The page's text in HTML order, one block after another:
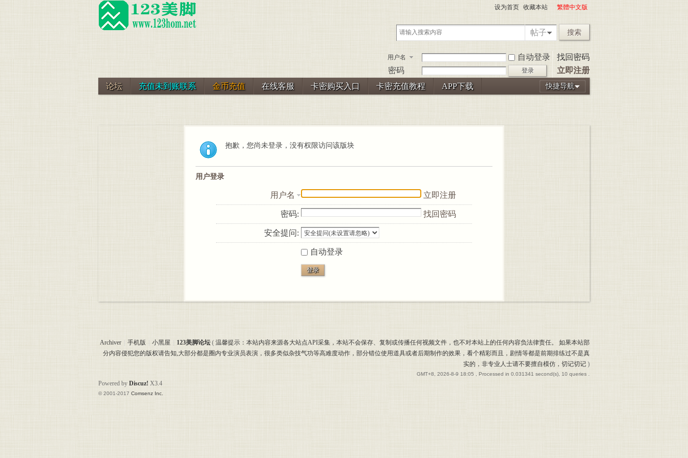
设为首页 收藏本站 繁體中文版
帖子 搜索
用户名 自动登录
找回密码
密码
登录 立即注册
快捷导航
论坛 充值未到账联系 金币充值 在线客服 卡密购买入口 卡密充值教程 APP下载
抱歉，您尚未登录，没有权限访问该版块
用户登录
用户名 立即注册
密码: 找回密码
安全提问:
自动登录
登录
Archiver 手机版 小黑屋 123美脚论坛 ( 温馨提示：本站内容来源各大站点API采集，本站不会保存、复制或传播任何视频文件，也不对本站上的任何内容负法律责任。 如果本站部
分内容侵犯您的版权请告知,大部分都是圈内专业演员表演，很多类似杂技气功等高难度动作，部分错位使用道具或者后期制作的效果，看个精彩而且，剧情等都是前期排练过不是真
实的，非专业人士请不要擅自模仿，切记切记 )
GMT+8, 2026-8-9 18:05 , Processed in 0.031341 second(s), 10 queries .
Powered by Discuz! X3.4
© 2001-2017 Comsenz Inc.